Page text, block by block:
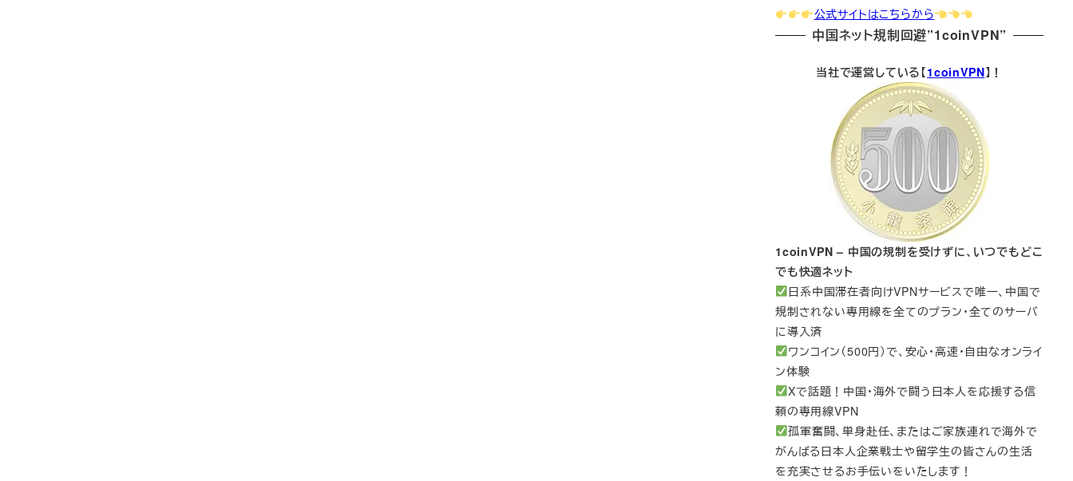
公式サイトはこちらから
中国ネット規制回避”1coinVPN”
当社で運営している【1coinVPN】！
1coinVPN – 中国の規制を受けずに、いつでもどこ
でも快適ネット
日系中国滞在者向けVPNサービスで唯一、中国で
規制されない専用線を全てのプラン・全てのサーバ
に導入済
ワンコイン（500円）で、安心・高速・自由なオンライ
ン体験
Xで話題！中国・海外で闘う日本人を応援する信
頼の専用線VPN
孤軍奮闘、単身赴任、またはご家族連れで海外で
がんばる日本人企業戦士や留学生の皆さんの生活
を充実させるお手伝いをいたします！